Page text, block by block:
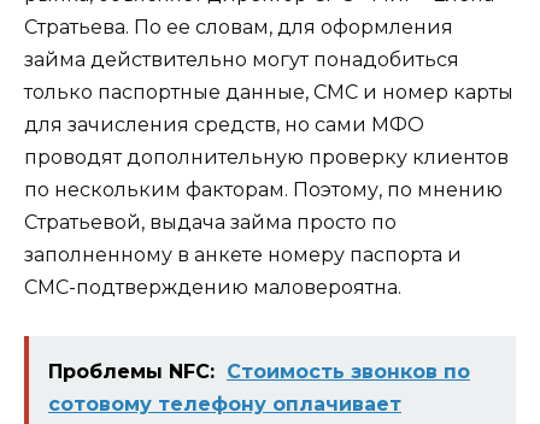
Стратьева. По ее словам, для оформления
займа действительно могут понадобиться
только паспортные данные, СМС и номер карты
для зачисления средств, но сами МФО
проводят дополнительную проверку клиентов
по нескольким факторам. Поэтому, по мнению
Стратьевой, выдача займа просто по
заполненному в анкете номеру паспорта и
СМС-подтверждению маловероятна.
Проблемы NFC: Стоимость звонков по
сотовому телефону оплачивает